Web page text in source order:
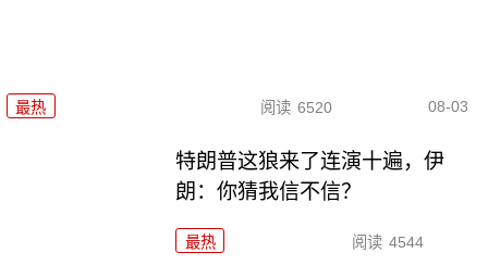
最热 阅读 6520 08-03
特朗普这狼来了连演十遍，伊
朗：你猜我信不信？
最热 阅读 4544